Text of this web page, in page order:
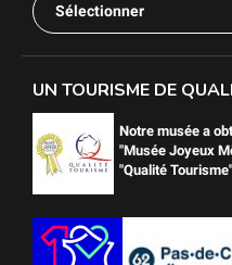
Sélectionner
UN TOURISME DE
Notre musée a
"Musée Joyeux
"Qualité Tourisme"